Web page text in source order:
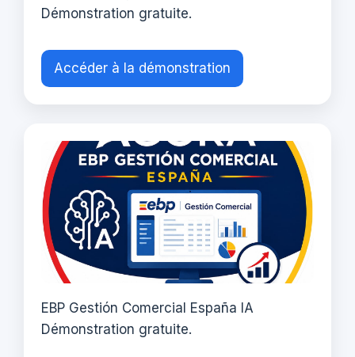
Démonstration gratuite.
Accéder à la démonstration
EBP Gestión Comercial España IA
Démonstration gratuite.